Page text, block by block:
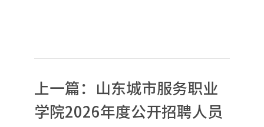
上一篇：
山东城市服务职业
学院2026年度公开招聘人员